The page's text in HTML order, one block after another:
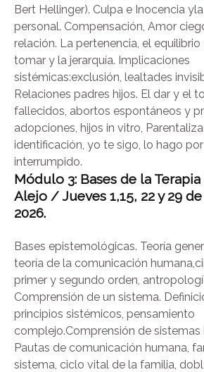
Bert Hellinger). Culpa e Inocencia
personal. Compensación, Amor
relación. La pertenencia, el
tomar y la jerarquía. Implicaciones
sistémicas:exclusión, lealtades
Relaciones padres hijos. El dar y el
fallecidos, abortos espontáneos y
adopciones, hijos in vitro,
identificación, yo te sigo, lo hago
interrumpido.
Módulo 3: Bases de la
Alejo / Jueves 1,15, 22 y 29
2026.
Bases epistemológicas. Teoría
teoría de la comunicación
primer y segundo orden,
Comprensión de un sistema.
principios sistémicos, pensamiento
complejo.Comprensión de sistemas
Pautas de comunicación humana,
sistema, ciclo vital de la familia,